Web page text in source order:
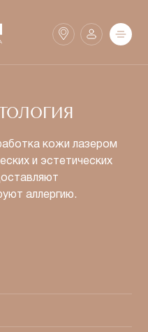
Найти
кожи лазером
и эстетических
аллергию.